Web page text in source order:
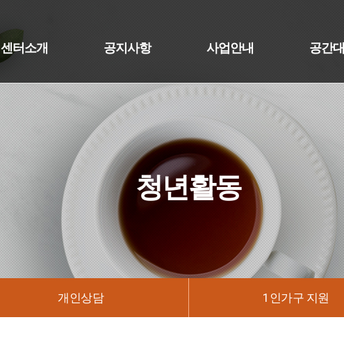
센터소개 공지사항 사업안내 공간
청년활동
개인상담 1인가구 지원